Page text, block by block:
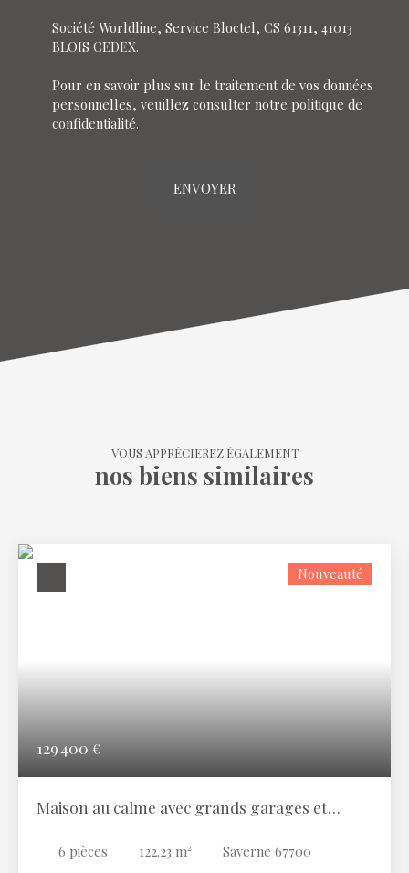
Société Worldline, Service Bloctel, CS 61311, 41013
BLOIS CEDEX.
Pour en savoir plus sur le traitement de vos données
personnelles, veuillez consulter notre politique de
confidentialité.
ENVOYER
VOUS APPRÉCIEREZ ÉGALEMENT
nos biens similaires
129 400 €
Nouveauté
Maison au calme avec grands garages et
6 pièces 122.23 m² Saverne 67700